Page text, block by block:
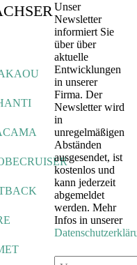
Unser
Newsletter
informiert Sie
über über
aktuelle
Entwicklungen
in unserer
Firma. Der
Newsletter wird
in
unregelmäßigen
Abständen
ausgesendet, ist
kostenlos und
kann jederzeit
abgemeldet
werden. Mehr
Infos in unserer